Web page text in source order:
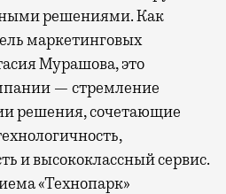
решениями. Как
маркетинговых
Мурашова, это
— стремление
решения, сочетающие
и высококлассный сервис.
«Технопарк»